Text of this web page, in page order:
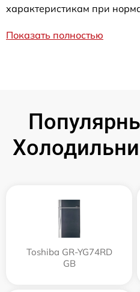
характеристикам при
Показать полностью
Toshiba GR-YG74RD
GB